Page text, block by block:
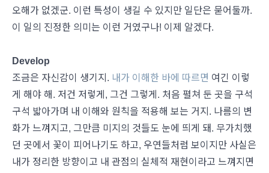
오해가 없겠군. 이런 특성이 생길 수 있지만 일단은 묻어둘까.
이 일의 진정한 의미는 이런 거였구나! 이제 알겠다.
Develop
조금은 자신감이 생기지. 내가 이해한 바에 따르면 여긴 이렇
게 해야 해. 저건 저렇게, 그건 그렇게. 처음 펼쳐 둔 곳을 구석
구석 밟아가며 내 이해와 원칙을 적용해 보는 거지. 나름의 변
화가 느껴지고, 그만큼 미지의 것들도 눈에 띄게 돼. 무가치했
던 곳에서 꽃이 피어나기도 하고, 우연들처럼 보이지만 사실은
내가 정리한 방향이고 내 관점의 실체적 재현이라고 느껴지면